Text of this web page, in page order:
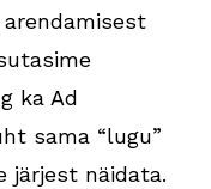
ka Ad
sama “lugu”
järjest näidata.